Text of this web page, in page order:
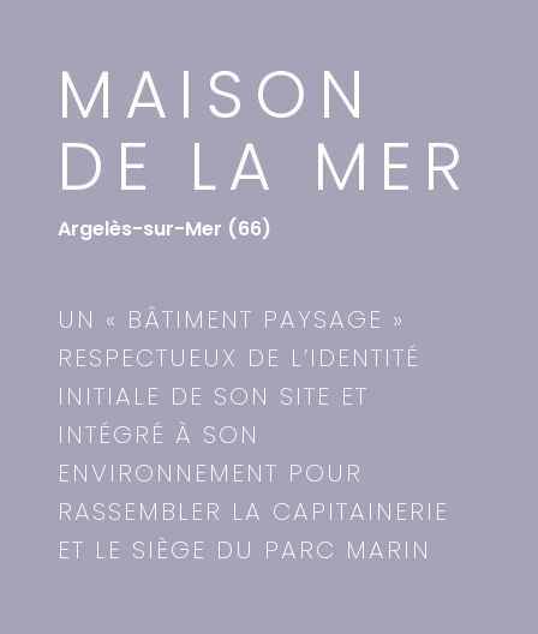
MAISON
DE LA MER
Argelès-sur-Mer (66)
UN « BÂTIMENT PAYSAGE »
RESPECTUEUX DE L’IDENTITÉ
INITIALE DE SON SITE ET
INTÉGRÉ À SON
ENVIRONNEMENT POUR
RASSEMBLER LA CAPITAINERIE
ET LE SIÈGE DU PARC MARIN